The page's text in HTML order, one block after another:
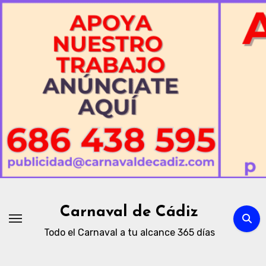
Ir
Carnaval de Cádiz
Todo el Carnaval a tu alcance 365 días